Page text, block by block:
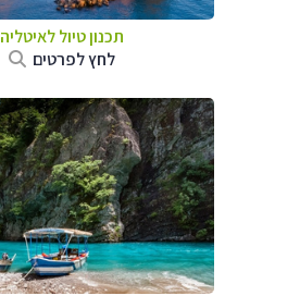
תכנון טיול לאיטליה
לחץ לפרטים